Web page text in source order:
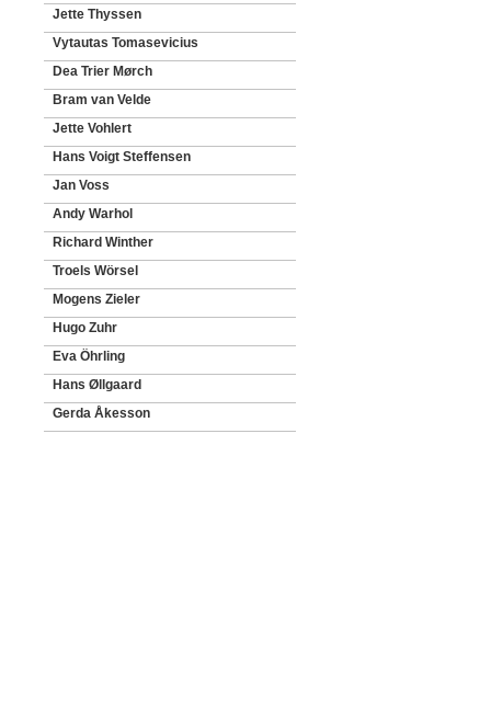
Jette Thyssen
Vytautas Tomasevicius
Dea Trier Mørch
Bram van Velde
Jette Vohlert
Hans Voigt Steffensen
Jan Voss
Andy Warhol
Richard Winther
Troels Wörsel
Mogens Zieler
Hugo Zuhr
Eva Öhrling
Hans Øllgaard
Gerda Åkesson